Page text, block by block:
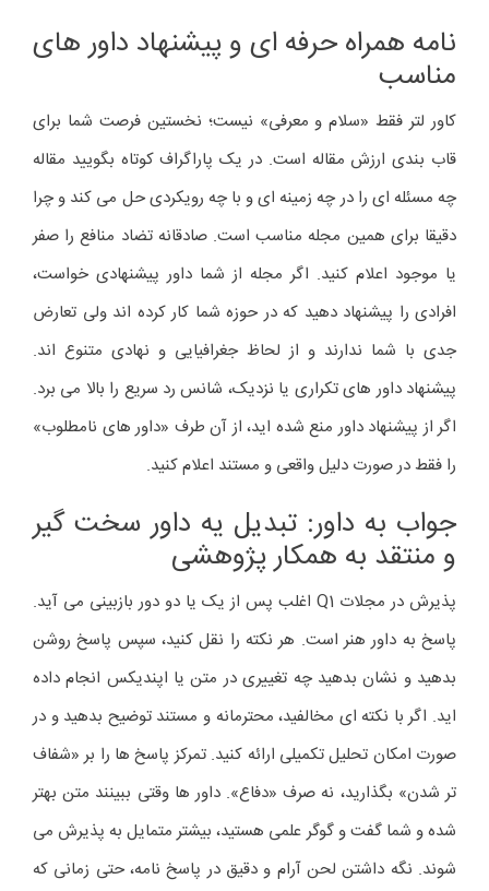
نامه همراه حرفه ای و پیشنهاد داور های
مناسب
کاور لتر فقط «سلام و معرفی» نیست؛ نخستین فرصت شما برای
قاب بندی ارزش مقاله است. در یک پاراگراف کوتاه بگویید مقاله
چه مسئله ای را در چه زمینه ای و با چه رویکردی حل می کند و چرا
دقیقا برای همین مجله مناسب است. صادقانه تضاد منافع را صفر
یا موجود اعلام کنید. اگر مجله از شما داور پیشنهادی خواست،
افرادی را پیشنهاد دهید که در حوزه شما کار کرده اند ولی تعارض
جدی با شما ندارند و از لحاظ جغرافیایی و نهادی متنوع اند.
پیشنهاد داور های تکراری یا نزدیک، شانس رد سریع را بالا می برد.
اگر از پیشنهاد داور منع شده اید، از آن طرف «داور های نامطلوب»
را فقط در صورت دلیل واقعی و مستند اعلام کنید.
جواب به داور: تبدیل یه داور سخت گیر
و منتقد به همکار پژوهشی
پذیرش در مجلات Q1 اغلب پس از یک یا دو دور بازبینی می آید.
پاسخ به داور هنر است. هر نکته را نقل کنید، سپس پاسخ روشن
بدهید و نشان بدهید چه تغییری در متن یا اپندیکس انجام داده
اید. اگر با نکته ای مخالفید، محترمانه و مستند توضیح بدهید و در
صورت امکان تحلیل تکمیلی ارائه کنید. تمرکز پاسخ ها را بر «شفاف
تر شدن» بگذارید، نه صرف «دفاع». داور ها وقتی ببینند متن بهتر
شده و شما گفت و گوگر علمی هستید، بیشتر متمایل به پذیرش می
شوند. نگه داشتن لحن آرام و دقیق در پاسخ نامه، حتی زمانی که